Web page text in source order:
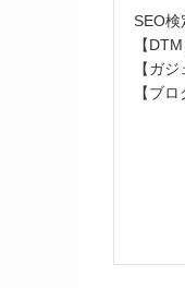
SEO検
【
【ガ
【ブ